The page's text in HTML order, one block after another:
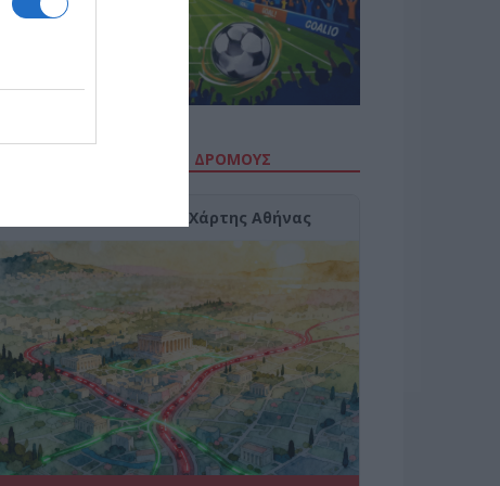
ΔΕΙΤΕ ΤΗΝ ΚΙΝΗΣΗ ΣΤΟΥΣ ΔΡΌΜΟΥΣ
Κίνηση Τώρα: Live Χάρτης Αθήνας